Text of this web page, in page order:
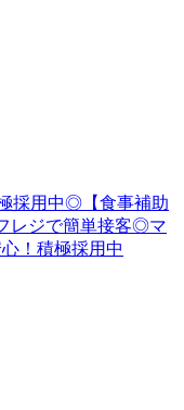
採用中◎【食事補助
レジで簡単接客◎マ
！積極採用中